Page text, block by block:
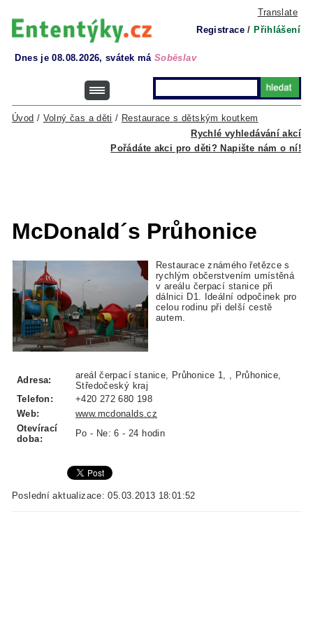
Translate
Registrace / Přihlášení
Dnes je 08.08.2026, svátek má Soběslav
Rychlé vyhledávání akcí
Úvod / Volný čas a děti / Restaurace s dětským koutkem
Pořádáte akci pro děti? Napište nám o ní!
McDonald´s Průhonice
Restaurace známého řetězce s
rychlým občerstvením umístěná
v areálu čerpací stanice při
dálnici D1. Ideální odpočinek pro
celou rodinu při delší cestě
autem.
Adresa:
areál čerpací stanice, Průhonice 1, , Průhonice,
Středočeský kraj
Telefon:
+420 272 680 198
Web:
www.mcdonalds.cz
Otevírací
doba:
Po - Ne: 6 - 24 hodin
Poslední aktualizace: 05.03.2013 18:01:52